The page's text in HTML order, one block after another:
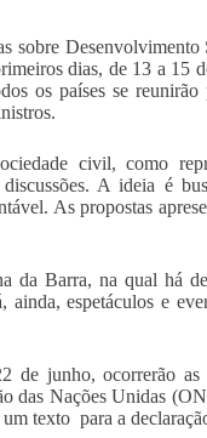
Desenvolvimento
dias, de 13 a 15
os países se
civil, como
A ideia é
As propostas
da Barra, na qual há
ainda, espetáculos e
de junho, ocorrerão
das Nações Unidas
texto para a